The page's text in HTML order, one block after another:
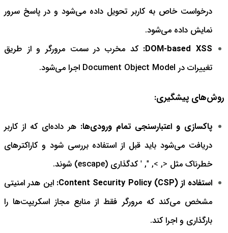
درخواست خاص به کاربر تحویل داده می‌شود و در پاسخ سرور
نمایش داده می‌شود.
DOM-based XSS: کد مخرب در سمت مرورگر و از طریق
تغییرات در Document Object Model اجرا می‌شود.
روش‌های پیشگیری:
پاکسازی و اعتبارسنجی تمام ورودی‌ها: هر داده‌ای که از کاربر
دریافت می‌شود باید قبل از استفاده بررسی شود و کاراکترهای
خطرناک مثل <
,
>
,
"
,
'کدگذاری (escape) شوند.
استفاده از Content Security Policy (CSP):
این هدر امنیتی
مشخص می‌کند که مرورگر فقط از منابع مجاز اسکریپت‌ها را
بارگذاری و اجرا کند.